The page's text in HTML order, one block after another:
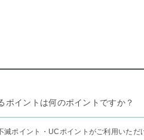
イントは何のポイントですか？
ポイント・UCポイントがご利用いただ